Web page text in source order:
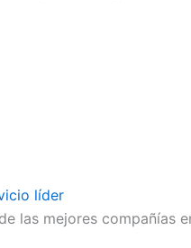
líder
las mejores compañías